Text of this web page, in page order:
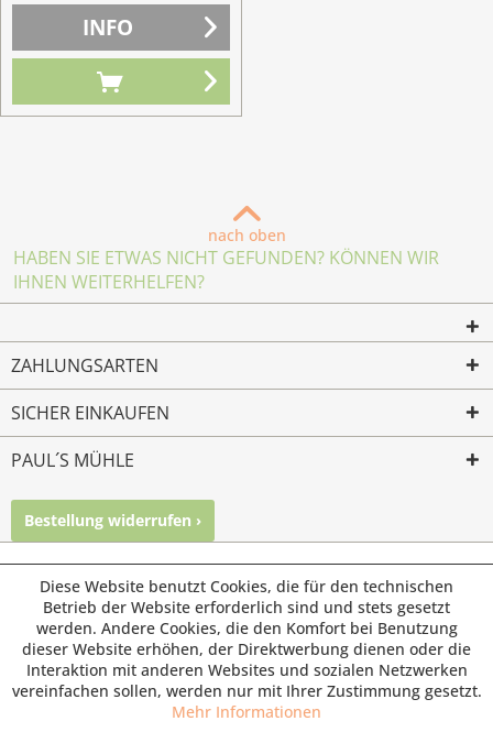
INFO
nach oben
HABEN SIE ETWAS NICHT GEFUNDEN? KÖNNEN WIR
IHNEN WEITERHELFEN?
ZAHLUNGSARTEN
SICHER EINKAUFEN
PAUL´S MÜHLE
Bestellung widerrufen ›
© Paul's Mühle | Inhaber: Christof Paul e.K. | Westring 2 |
45659 Recklinghausen
Fax: 02361 -28831 | E-Mail: info@pauls-muehle.de
Diese Website benutzt Cookies, die für den technischen
Betrieb der Website erforderlich sind und stets gesetzt
werden. Andere Cookies, die den Komfort bei Benutzung
dieser Website erhöhen, der Direktwerbung dienen oder die
Interaktion mit anderen Websites und sozialen Netzwerken
vereinfachen sollen, werden nur mit Ihrer Zustimmung gesetzt.
Mehr Informationen